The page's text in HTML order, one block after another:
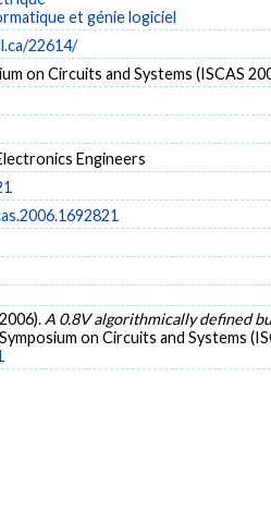
et génie logiciel
22614/
on Circuits and Systems (ISCAS
Engineers
A 0.8V algorithmically defined
on Circuits and Systems